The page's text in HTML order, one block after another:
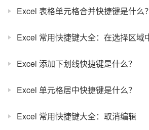
Excel 表格单元格合并快捷键是什么？
Excel 添加下划线快捷键是什么？
Excel 单元格居中快捷键是什么？
Excel 常用快捷键大全：取消编辑